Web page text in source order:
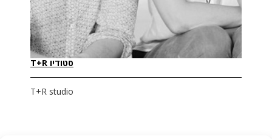
T+R studio
סטודיו T+R